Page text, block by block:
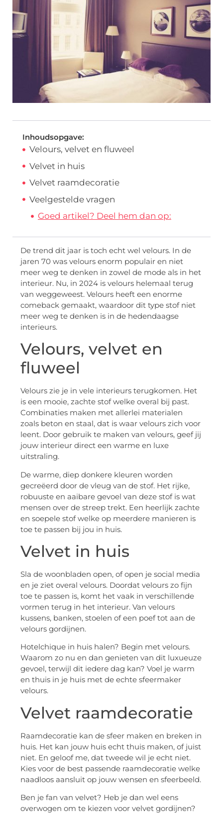
Inhoudsopgave:
Velours, velvet en fluweel
Velvet in huis
Velvet raamdecoratie
Veelgestelde vragen
Goed artikel? Deel hem dan op:
De trend dit jaar is toch echt wel velours. In de
jaren 70 was velours enorm populair en niet
meer weg te denken in zowel de mode als in het
interieur. Nu, in 2024 is velours helemaal terug
van weggeweest. Velours heeft een enorme
comeback gemaakt, waardoor dit type stof niet
meer weg te denken is in de hedendaagse
interieurs.
Velours, velvet en
fluweel
Velours zie je in vele interieurs terugkomen. Het
is een mooie, zachte stof welke overal bij past.
Combinaties maken met allerlei materialen
zoals beton en staal, dat is waar velours zich voor
leent. Door gebruik te maken van velours, geef jij
jouw interieur direct een warme en luxe
uitstraling.
De warme, diep donkere kleuren worden
gecreëerd door de vleug van de stof. Het rijke,
robuuste en aaibare gevoel van deze stof is wat
mensen over de streep trekt. Een heerlijk zachte
en soepele stof welke op meerdere manieren is
toe te passen bij jou in huis.
Velvet in huis
Sla de woonbladen open, of open je social media
en je ziet overal velours. Doordat velours zo fijn
toe te passen is, komt het vaak in verschillende
vormen terug in het interieur. Van velours
kussens, banken, stoelen of een poef tot aan de
velours gordijnen.
Hotelchique in huis halen? Begin met velours.
Waarom zo nu en dan genieten van dit luxueuze
gevoel, terwijl dit iedere dag kan? Voel je warm
en thuis in je huis met de echte sfeermaker
velours.
Velvet raamdecoratie
Raamdecoratie kan de sfeer maken en breken in
huis. Het kan jouw huis echt thuis maken, of juist
niet. En geloof me, dat tweede wil je echt niet.
Kies voor de best passende raamdecoratie welke
naadloos aansluit op jouw wensen en sfeerbeeld.
Ben je fan van velvet? Heb je dan wel eens
overwogen om te kiezen voor velvet gordijnen?